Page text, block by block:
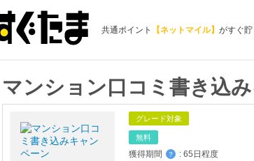
共通ポイント 【ネットマイル】 がすぐ貯
マンション口コミ書き込
グレード対象
無料
獲得期間 ？ : 65日程度